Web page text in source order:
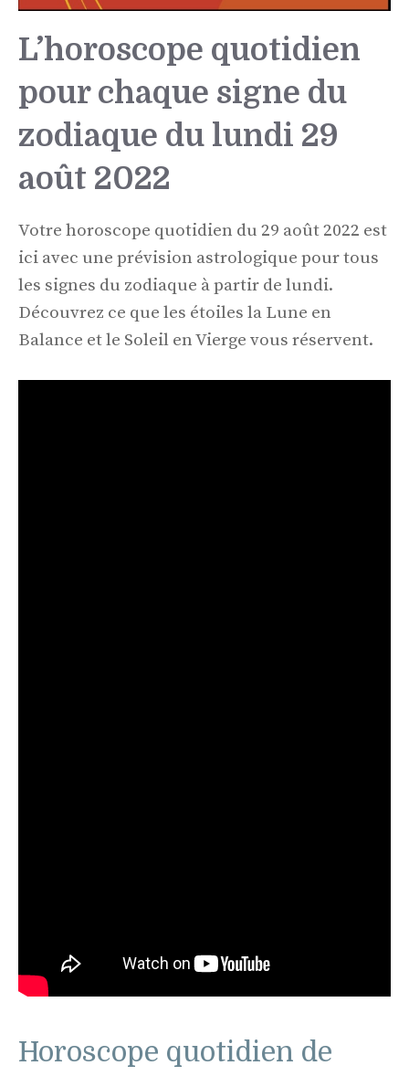
L’horoscope quotidien
pour chaque signe du
zodiaque du lundi 29
août 2022
Votre horoscope quotidien du 29 août 2022 est
ici avec une prévision astrologique pour tous
les signes du zodiaque à partir de lundi.
Découvrez ce que les étoiles la Lune en
Balance et le Soleil en Vierge vous réservent.
Horoscope quotidien de